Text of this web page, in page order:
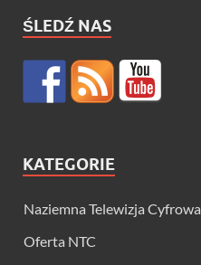
ŚLEDŹ NAS
KATEGORIE
Naziemna Telewizja Cyfrowa
Oferta NTC